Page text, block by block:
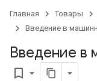
Главная Товары
Введение в
Введение в
bookmark_border